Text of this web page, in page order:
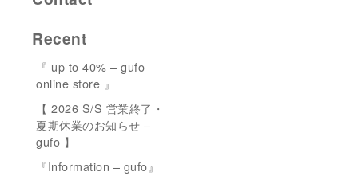
Recent
『 up to 40% – gufo
online store 』
【 2026 S/S 営業終了・
夏期休業のお知らせ –
gufo 】
『Information – gufo』